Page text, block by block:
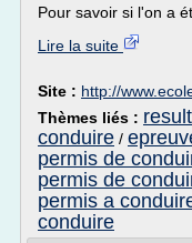
Pour savoir si l'on a
Lire la suite
Site : http://
Thèmes liés :
conduire /
permis de
permis de
permis a
conduire